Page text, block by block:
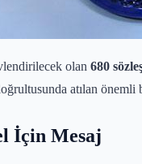
olan 680
atılan önemli
İçin Mesaj